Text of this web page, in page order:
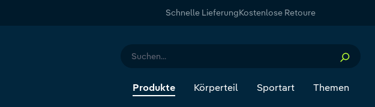
Schnelle LieferungKostenlose Retoure
Produkte Körperteil Sportart Themen